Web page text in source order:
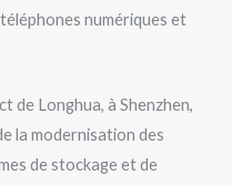
numériques et
de Longhua, à Shenzhen,
la modernisation des
de stockage et de